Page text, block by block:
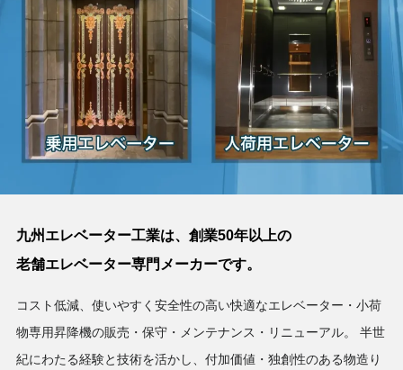
九州エレベーター工業は、創業50年以上の
老舗エレベーター専門メーカーです。
コスト低減、使いやすく安全性の高い快適なエレベーター・小荷
物専用昇降機の販売・保守・メンテナンス・リニューアル。
半世
紀にわたる経験と技術を活かし、付加価値・独創性のある物造り